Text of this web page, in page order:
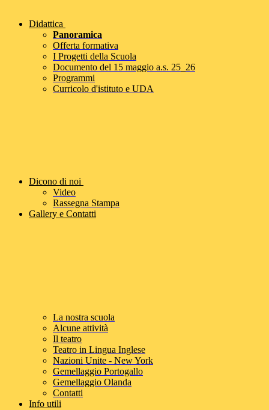
Didattica
Panoramica
Offerta formativa
I Progetti della Scuola
Documento del 15 maggio a.s. 25_26
Programmi
Curricolo d'istituto e UDA
Dicono di noi
Video
Rassegna Stampa
Gallery e Contatti
La nostra scuola
Alcune attività
Il teatro
Teatro in Lingua Inglese
Nazioni Unite - New York
Gemellaggio Portogallo
Gemellaggio Olanda
Contatti
Info utili